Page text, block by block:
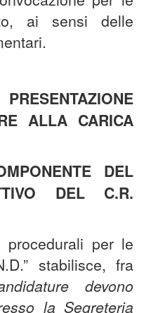
ai sensi delle
ALLA CARICA
DEL
DEL C.R.
procedurali per le
stabilisce, fra
devono
la Segreteria